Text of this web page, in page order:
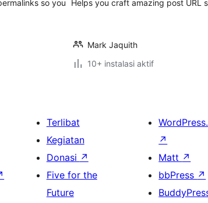
so you
Helps you craft amazing post URL
Mark Jaquith
10+ instalasi aktif
Terlibat
Kegiatan
Donasi ↗
Five for the
Future
↗
Matt ↗
bbPress ↗